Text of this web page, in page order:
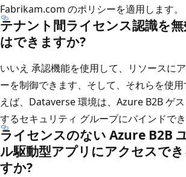
Fabrikam.com のポリシーを適用します。
テナント間ライセンス認識を
はできますか?
いいえ 承認機能を使用して、リソースに
ーを制御できます、そして、それらを使
えば、Dataverse 環境は、Azure B2B ゲ
するセキュリティ グループにバインドでき
ライセンスのない Azure B2B
ル駆動型アプリにアクセスで
すか?